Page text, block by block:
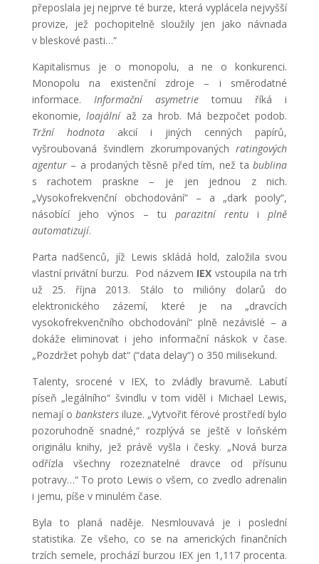
přeposlala jej nejprve té burze, která vyplácela nejvyšší
provize, jež pochopitelně sloužily jen jako návnada
v bleskové pasti…“
Kapitalismus je o monopolu, a ne o konkurenci.
Monopolu na existenční zdroje – i směrodatné
informace. Informační asymetrietomuu říká i
ekonomie,loajální až za hrob. Má bezpočet podob.
Tržní hodnota akcií i jiných cenných papírů,
vyšroubovaná švindlem zkorumpovanýchratingových
agentur – a prodaných těsně před tím, než tabublina
s rachotem praskne – je jen jednou z nich.
„Vysokofrekvenční obchodování“ – a „dark pooly“,
násobící jeho výnos – tuparazitní rentuiplně
automatizují.
Parta nadšenců, jíž Lewis skládá hold, založila svou
vlastní privátní burzu. Pod názvem IEX vstoupila na trh
už 25. října 2013. Stálo to milióny dolarů do
elektronického zázemí, které je na „dravcích
vysokofrekvenčního obchodování“ plně nezávislé – a
dokáže eliminovat i jeho informační náskok v čase.
„Pozdržet pohyb dat“ (“data delay“) o 350 milisekund.
Talenty, srocené v IEX, to zvládly bravurně. Labutí
píseň „legálního“ švindlu v tom viděl i Michael Lewis,
nemají o bankstersiluze. „Vytvořit férové prostředí bylo
pozoruhodně snadné,“ rozplývá se ještě v loňském
originálu knihy, jež právě vyšla i česky. „Nová burza
odřízla všechny rozeznatelné dravce od přísunu
potravy…“ To proto Lewis o všem, co zvedlo adrenalin
i jemu, píše v minulém čase.
Byla to planá naděje. Nesmlouvavá je i poslední
statistika. Ze všeho, co se na amerických finančních
trzích semele, prochází burzou IEX jen 1,117 procenta.